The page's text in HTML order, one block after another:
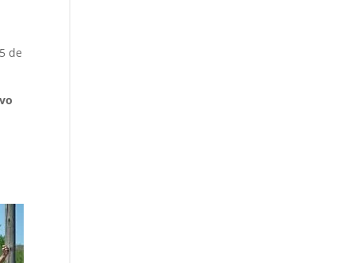
de